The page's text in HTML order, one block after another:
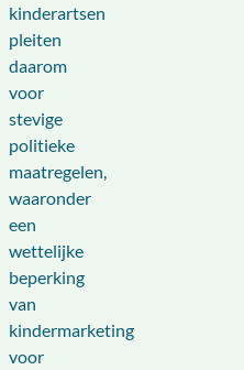
kinderartsen
pleiten
daarom
voor
stevige
politieke
maatregelen,
waaronder
een
wettelijke
beperking
van
kindermarketing
voor